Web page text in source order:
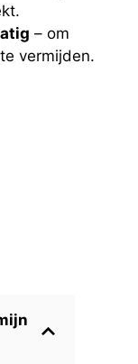
– om
vermijden.